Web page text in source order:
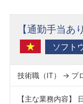
【通勤手当あ
ソフト
技術職（IT） → プ
【主な業務内容】